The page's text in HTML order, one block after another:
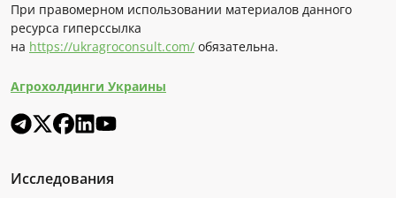
При правомерном использовании материалов данного
ресурса гиперссылка
на https://ukragroconsult.com/ обязательна.
Агрохолдинги Украины
Исследования